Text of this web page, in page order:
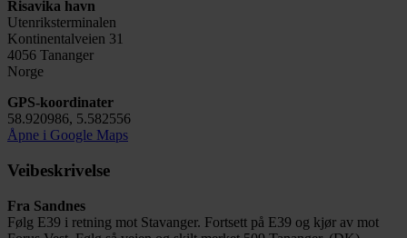
Risavika havn
Utenriksterminalen
Kontinentalveien 31
4056 Tananger
Norge
GPS-koordinater
58.920986, 5.582556
Åpne i Google Maps
Veibeskrivelse
Fra Sandnes
Følg E39 i retning mot Stavanger. Fortsett på E39 og kjør av mot